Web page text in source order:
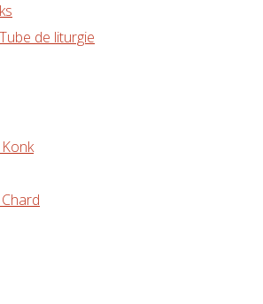
de liturgie